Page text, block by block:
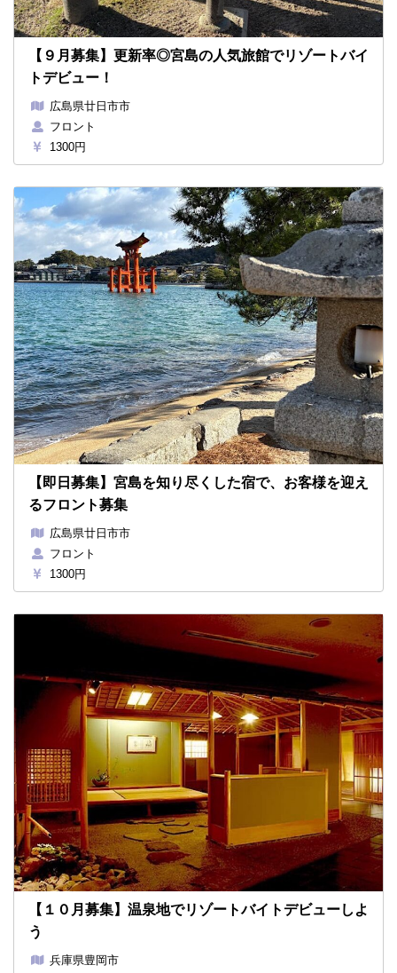
【９月募集】更新率◎宮島の人気旅館でリゾートバイ
トデビュー！
広島県廿日市市
フロント
1300円
【即日募集】宮島を知り尽くした宿で、お客様を迎え
るフロント募集
広島県廿日市市
フロント
1300円
【１０月募集】温泉地でリゾートバイトデビューしよ
う
兵庫県豊岡市